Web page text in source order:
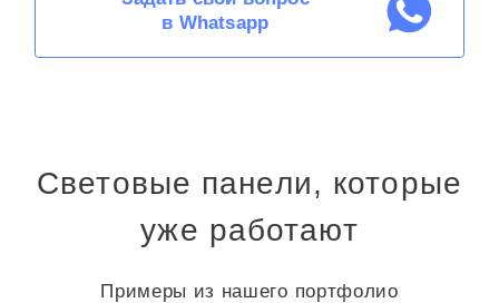
в Whatsapp
Световые панели, которые
уже работают
Примеры из нашего портфолио